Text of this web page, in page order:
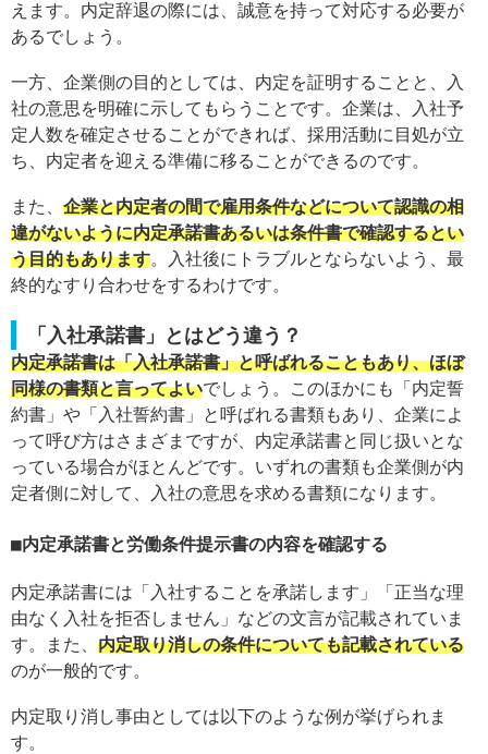
えます。内定辞退の際には、誠意を持って対応する必要が
あるでしょう。
一方、企業側の目的としては、内定を証明することと、入
社の意思を明確に示してもらうことです。企業は、入社予
定人数を確定させることができれば、採用活動に目処が立
ち、内定者を迎える準備に移ることができるのです。
また、 企業と内定者の間で雇用条件などについて認識の相
違がないように内定承諾書あるいは条件書で確認するとい
う目的もあります。入社後にトラブルとならないよう、最
終的なすり合わせをするわけです。
「入社承諾書」とはどう違う？
内定承諾書は「入社承諾書」と呼ばれることもあり、ほぼ
同様の書類と言ってよいでしょう。このほかにも「内定誓
約書」や「入社誓約書」と呼ばれる書類もあり、企業によ
って呼び方はさまざまですが、内定承諾書と同じ扱いとな
っている場合がほとんどです。いずれの書類も企業側が内
定者側に対して、入社の意思を求める書類になります。
内定承諾書と労働条件提示書の内容を確認する
内定承諾書には「入社することを承諾します」「正当な理
由なく入社を拒否しません」などの文言が記載されていま
す。また、 内定取り消しの条件についても記載されている
のが一般的です。
内定取り消し事由としては以下のような例が挙げられま
す。